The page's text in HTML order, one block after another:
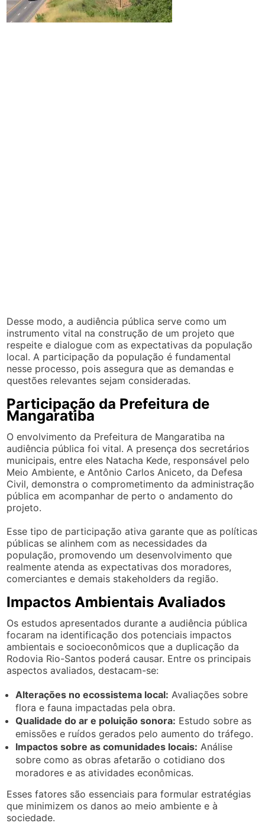
Desse modo, a audiência pública serve como um
instrumento vital na construção de um projeto que
respeite e dialogue com as expectativas da população
local. A participação da população é fundamental
nesse processo, pois assegura que as demandas e
questões relevantes sejam consideradas.
Participação da Prefeitura de
Mangaratiba
O envolvimento da Prefeitura de Mangaratiba na
audiência pública foi vital. A presença dos secretários
municipais, entre eles Natacha Kede, responsável pelo
Meio Ambiente, e Antônio Carlos Aniceto, da Defesa
Civil, demonstra o comprometimento da administração
pública em acompanhar de perto o andamento do
projeto.
Esse tipo de participação ativa garante que as políticas
públicas se alinhem com as necessidades da
população, promovendo um desenvolvimento que
realmente atenda as expectativas dos moradores,
comerciantes e demais stakeholders da região.
Impactos Ambientais Avaliados
Os estudos apresentados durante a audiência pública
focaram na identificação dos potenciais impactos
ambientais e socioeconômicos que a duplicação da
Rodovia Rio-Santos poderá causar. Entre os principais
aspectos avaliados, destacam-se:
Alterações no ecossistema local: Avaliações sobre
flora e fauna impactadas pela obra.
Qualidade do ar e poluição sonora: Estudo sobre as
emissões e ruídos gerados pelo aumento do tráfego.
Impactos sobre as comunidades locais: Análise
sobre como as obras afetarão o cotidiano dos
moradores e as atividades econômicas.
Esses fatores são essenciais para formular estratégias
que minimizem os danos ao meio ambiente e à
sociedade.